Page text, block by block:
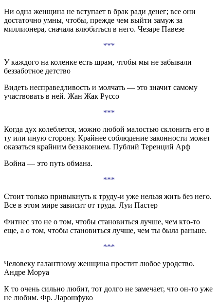
Ни одна женщина не вступает в брак ради денег; все они
достаточно умны, чтобы, прежде чем выйти замуж за
миллионера, сначала влюбиться в него. Чезаре Павезе
***
У каждого на коленке есть шрам, чтобы мы не забывали
беззаботное детство
Видеть несправедливость и молчать — это значит самому
участвовать в ней. Жан Жак Руссо
***
Когда дух колеблется, можно любой малостью склонить его в
ту или иную сторону. Крайнее соблюдение законности может
оказаться крайним беззаконием. Публий Теренций Арф
Война — это путь обмана.
***
Стоит только привыкнуть к труду-и уже нельзя жить без него.
Все в этом мире зависит от труда. Луи Пастер
Фитнес это не о том, чтобы становиться лучше, чем кто-то
еще, а о том, чтобы становиться лучше, чем ты была раньше.
***
Человеку галантному женщина простит любое уродство.
Андре Моруа
К то очень сильно любит, тот долго не замечает, что он-то уже
не любим. Фр. Ларошфуко